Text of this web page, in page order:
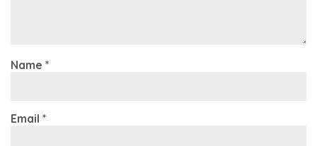
Name *
Email *